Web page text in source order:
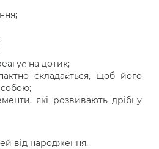
на дотик;
складається, щоб його
які розвивають дрібну
від народження.